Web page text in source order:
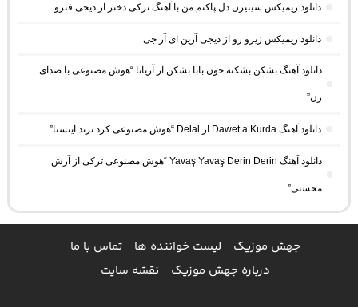
دانلود ریمیکس سیتیزن دل پاکتم من با آهنگ ترکی دختر از دیجی فنزو
دانلود ریمیکس زیرو رو از دیجی آرین ای آر جی
دانلود آهنگ بشکن بشکنه جون بابا بشکن از آریانا “هوش مصنوعی با صدای
زن”
دانلود آهنگ Dawet a Kurda از Delal “هوش مصنوعی کرد ترند اینستا”
دانلود آهنگ Yavaş Yavaş Derin Derin “هوش مصنوعی ترکی از آرش
محسنی”
جهش موزیک لیست خواننده ها
تماس با ما
درباره جهش موزیک
نقشه سایت